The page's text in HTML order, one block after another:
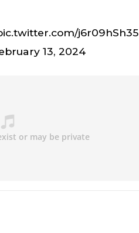
j6r09hSh35
13, 2024